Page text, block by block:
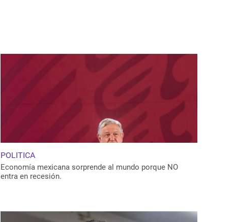
POLITICA
Economía mexicana sorprende al mundo porque NO
entra en recesión.